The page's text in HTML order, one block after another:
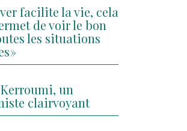
facilite la vie, cela
de voir le bon
les situations
»
un
clairvoyant